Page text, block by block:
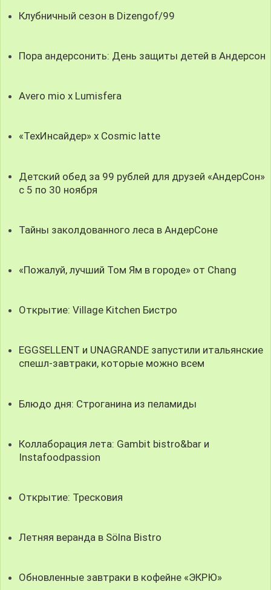
Клубничный сезон в Dizengof/99
Пора андерсонить: День защиты детей в Андерсон
Avero mio x Lumisfera
«ТехИнсайдер» х Cosmic latte
Детский обед за 99 рублей для друзей «АндерСон»
с 5 по 30 ноября
Тайны заколдованного леса в АндерСоне
«Пожалуй, лучший Том Ям в городе» от Chang
Открытие: Village Kitchen Бистро
EGGSELLENT и UNAGRANDE запустили итальянские
спешл-завтраки, которые можно всем
Блюдо дня: Строганина из пеламиды
Коллаборация лета: Gambit bistro&bar и
Instafoodpassion
Открытие: Тресковия
Летняя веранда в Sölna Bistro
Обновленные завтраки в кофейне «ЭКРЮ»